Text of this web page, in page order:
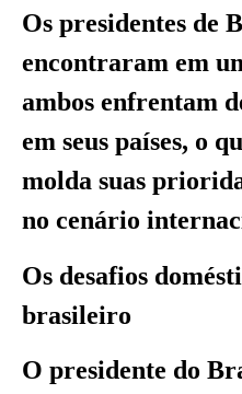
Os presidentes de
encontraram em
ambos enfrentam
em seus países, o
molda suas
no cenário
Os desafios
brasileiro
O presidente do